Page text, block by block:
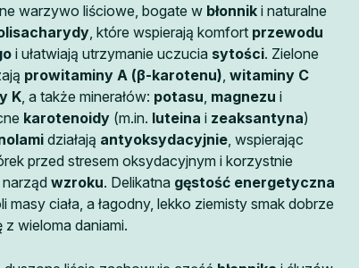
warzywo liściowe, bogate w błonnik i naturalne
, które wspierają komfort przewodu
i ułatwiają utrzymanie uczucia sytości. Zielone
prowitaminy A (β-karotenu), witaminy C
K, a także minerałów: potasu, magnezu i
karotenoidy (m.in. luteina i zeaksantyna)
działają antyoksydacyjnie, wspierając
przed stresem oksydacyjnym i korzystnie
wzroku. Delikatna gęstość energetyczna
masy ciała, a łagodny, lekko ziemisty smak dobrze
z wieloma daniami.